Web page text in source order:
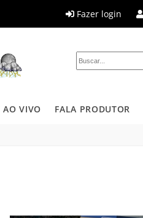
Fazer login
AO VIVO FALA PRODUTOR